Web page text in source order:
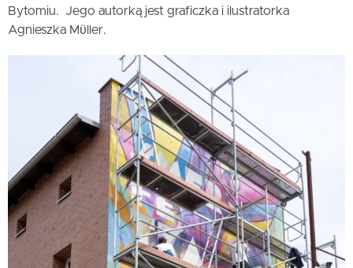
Bytomiu. Jego autorką jest graficzka i ilustratorka
Agnieszka Mϋller.